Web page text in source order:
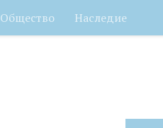
Общество Наследие